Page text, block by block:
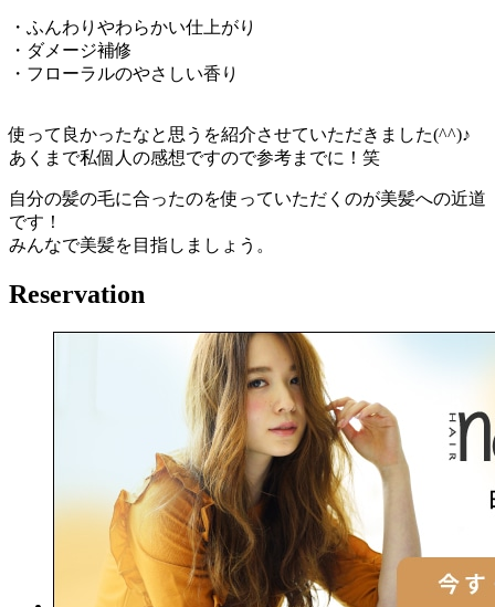
・ふんわりやわらかい仕上がり
・ダメージ補修
・フローラルのやさしい香り
使って良かったなと思うを紹介させていただきました(^^)♪
あくまで私個人の感想ですので参考までに！笑
自分の髪の毛に合ったのを使っていただくのが美髪への近道
です！
みんなで美髪を目指しましょう。
Reservation